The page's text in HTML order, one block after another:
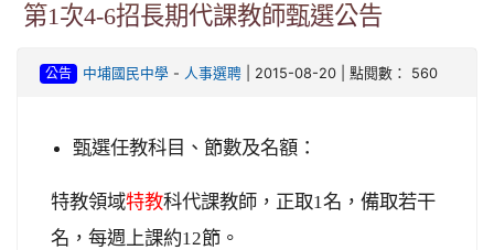
第1次4-6招長期代課教師甄選公告
公告 中埔國民中學- 人事選聘| 2015-08-20 | 點閱數： 560
甄選任教科目、節數及名額：
特教領域特教科代課教師，正取1名，備取若干
名，每週上課約12節。